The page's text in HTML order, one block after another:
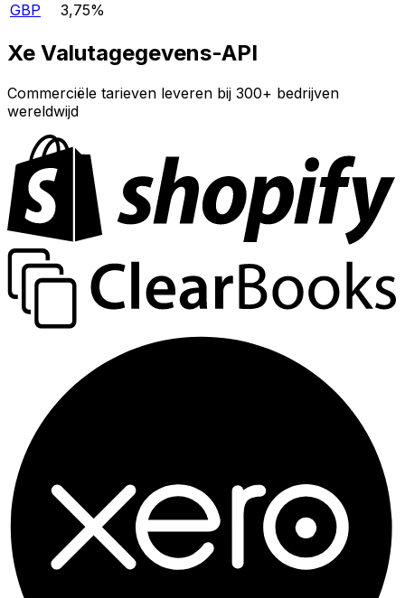
GBP
3,75%
Xe Valutagegevens-API
Commerciële tarieven leveren bij 300+ bedrijven
wereldwijd